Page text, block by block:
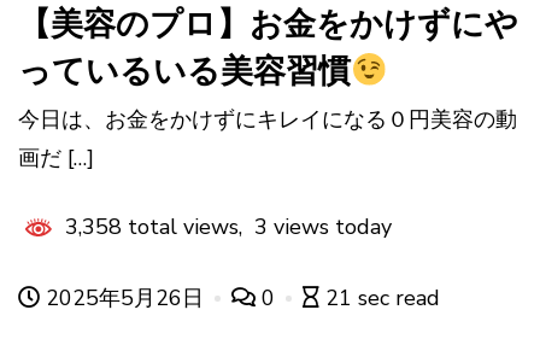
【美容のプロ】お金をかけずにや
っているいる美容習慣
今日は、お金をかけずにキレイになる０円美容の動
画だ […]
3,358 total views, 3 views today
2025年5月26日 0 21 sec read